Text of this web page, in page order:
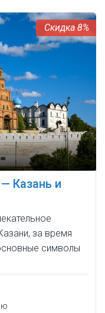
8%
Казань и
за время
символы